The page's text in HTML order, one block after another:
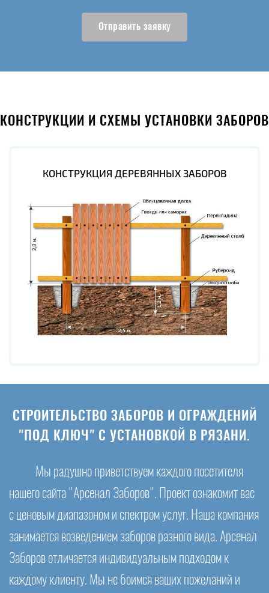
Отправить заявку
КОНСТРУКЦИИ И СХЕМЫ УСТАНОВКИ ЗАБОРОВ
КОНСТРУКЦИЯ ДЕРЕВЯННЫХ ЗАБОРОВ
СТРОИТЕЛЬСТВО ЗАБОРОВ И ОГРАЖДЕНИЙ
"ПОД КЛЮЧ" С УСТАНОВКОЙ В РЯЗАНИ.
Мы радушно приветствуем каждого посетителя
нашего сайта "Арсенал Заборов". Проект ознакомит вас
с ценовым диапазоном и спектром услуг. Наша компания
занимается возведением заборов разного вида. Арсенал
Заборов отличается индивидуальным подходом к
каждому клиенту. Мы не боимся ваших пожеланий и